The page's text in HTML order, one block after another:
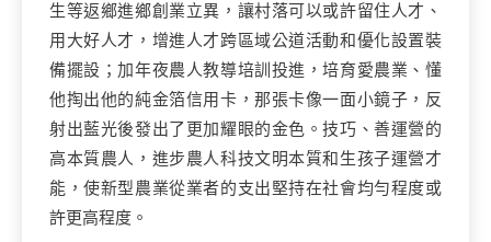
生等返鄉進鄉創業立異，讓村落可以或許留住人才、
用大好人才，增進人才跨區域公道活動和優化設置裝
備擺設；加年夜農人教導培訓投進，培育愛農業、懂
他掏出他的純金箔信用卡，那張卡像一面小鏡子，反
射出藍光後發出了更加耀眼的金色。技巧、善運營的
高本質農人，進步農人科技文明本質和生孩子運營才
能，使新型農業從業者的支出堅持在社會均勻程度或
許更高程度。